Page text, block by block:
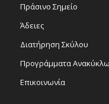
Πράσινο Σημείο
Άδειες
Διατήρηση Σκύλου
Προγράμματα
Επικοινωνία